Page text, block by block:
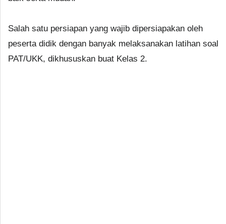
Salah satu persiapan yang wajib dipersiapakan oleh
peserta didik dengan banyak melaksanakan latihan soal
PAT/UKK, dikhususkan buat Kelas 2.